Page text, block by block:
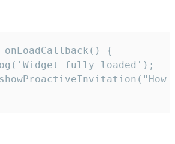
{
fully loaded');